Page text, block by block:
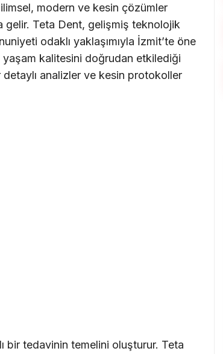
modern ve kesin çözümler
gelir. Teta Dent, gelişmiş teknolojik
odaklı yaklaşımıyla İzmit’te öne
yaşam kalitesini doğrudan etkilediği
analizler ve kesin protokoller
bir tedavinin temelini oluşturur. Teta